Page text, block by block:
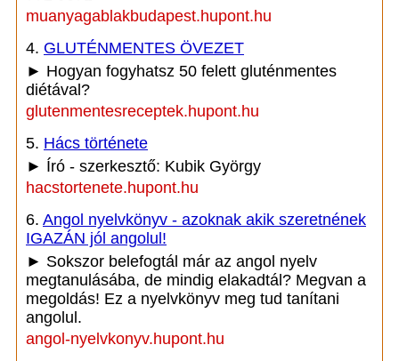
muanyagablakbudapest.hupont.hu
4. GLUTÉNMENTES ÖVEZET
► Hogyan fogyhatsz 50 felett gluténmentes
diétával?
glutenmentesreceptek.hupont.hu
5. Hács története
► Író - szerkesztő: Kubik György
hacstortenete.hupont.hu
6. Angol nyelvkönyv - azoknak akik szeretnének
IGAZÁN jól angolul!
► Sokszor belefogtál már az angol nyelv
megtanulásába, de mindig elakadtál? Megvan a
megoldás! Ez a nyelvkönyv meg tud tanítani
angolul.
angol-nyelvkonyv.hupont.hu